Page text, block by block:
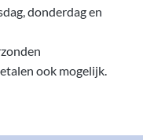
donderdag en
ook mogelijk.